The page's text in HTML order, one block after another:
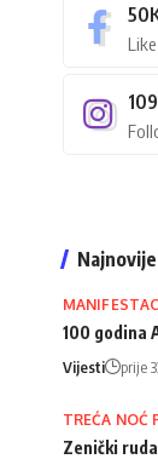
Like
109
Najnovije
100 godina
Vijesti prije
TREĆA NOĆ
Zenički